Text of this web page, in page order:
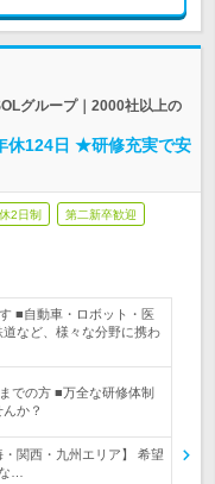
グループ｜2000社以上の
休124日 ★研修充実で安
2日制 第二新卒歓迎
■自動車・ロボット・医
など、様々な分野に携わ
での方 ■万全な研修体制
か？
・関西・九州エリア】 希望
…